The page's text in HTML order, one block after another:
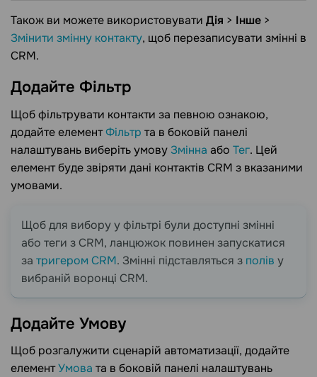
Також ви можете використовувати Дія > Інше >
Змінити змінну контакту, щоб перезаписувати змінні в
CRM.
Додайте Фільтр
Щоб фільтрувати контакти за певною ознакою,
додайте елементФільтр та в боковій панелі
налаштувань виберіть умовуЗмінна або Тег. Цей
елемент буде звіряти дані контактів CRM з вказаними
умовами.
Щоб для вибору у фільтрі були доступні змінні
або теги з CRM, ланцюжок повинен запускатися
за тригером CRM. Змінні підставляться з полів у
вибраній воронці CRM.
Додайте Умову
Щоб розгалужити сценарій автоматизації, додайте
елементУмова та в боковій панелі налаштувань